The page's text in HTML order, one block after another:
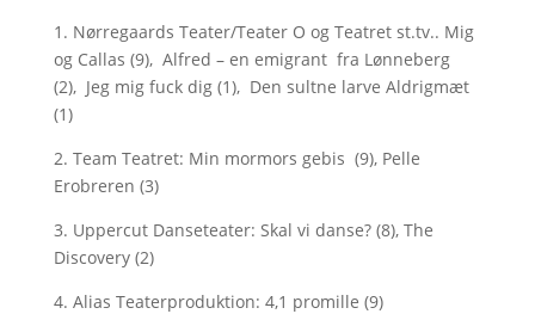
1. Nørregaards Teater/Teater O og Teatret st.tv.. Mig
og Callas (9), Alfred – en emigrant fra Lønneberg
(2), Jeg mig fuck dig (1), Den sultne larve Aldrigmæt
(1)
2. Team Teatret: Min mormors gebis (9), Pelle
Erobreren (3)
3. Uppercut Danseteater: Skal vi danse? (8), The
Discovery (2)
4. Alias Teaterproduktion: 4,1 promille (9)